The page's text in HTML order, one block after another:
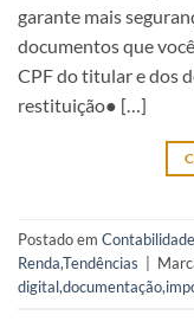
garante mais
documentos que
CPF do titular e dos
restituição● […]
Postado em Contabilidade
Renda,Tendências
digital,documentação,